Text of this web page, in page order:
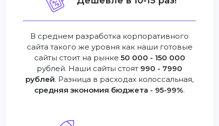
В среднем разработка корпоративного
сайта такого же уровня как наши готовые
сайты стоит на рынке 50 000 - 150 000
рублей. Наши сайты стоят 990 - 7990
рублей. Разница в расходах колоссальная,
средняя экономия бюджета - 95-99%.